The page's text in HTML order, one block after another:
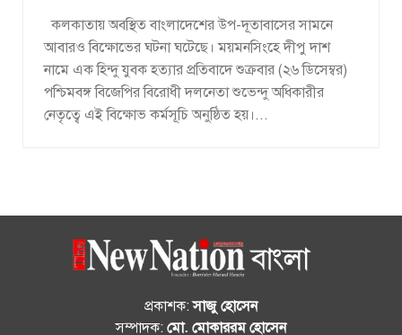
কলকাতায় অবস্থিত বাংলাদেশের উপ-দূতাবাসের সামনে
আবারও বিক্ষোভের ঘটনা ঘটেছে। ময়মনসিংহে দীপু দাশ
নামে এক হিন্দু যুবক হত্যার প্রতিবাদে শুক্রবার (২৬ ডিসেম্বর)
পশ্চিমবঙ্গ বিজেপির বিরোধী দলনেতা শুভেন্দু অধিকারীর
নেতৃত্বে এই বিক্ষোভ কর্মসূচি অনুষ্ঠিত হয়।...
প্রকাশক:সাজু হোসেন
সম্পাদক: মো. মোকাররম হোসেন